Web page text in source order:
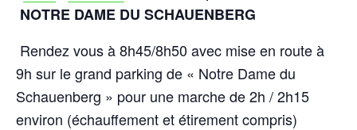
NOTRE DAME DU SCHAUENBERG
Rendez vous à 8h45/8h50 avec mise en route à
9h sur le grand parking de « Notre Dame du
Schauenberg » pour une marche de 2h / 2h15
environ (échauffement et étirement compris)